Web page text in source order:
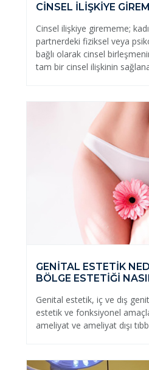
CİNSEL İLİŞKİYE
Cinsel ilişkiye girememe;
partnerdeki fiziksel veya
bağlı olarak cinsel
tam bir cinsel ilişkinin
GENİTAL ESTETİK
BÖLGE ESTETİĞİ
Genital estetik, iç ve dış
estetik ve fonksiyonel
ameliyat ve ameliyat dışı